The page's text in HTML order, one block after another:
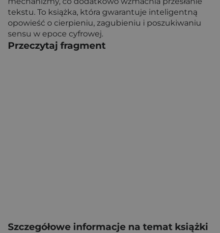
tekstu. To książka, która gwarantuje inteligentną
opowieść o cierpieniu, zagubieniu i poszukiwaniu
sensu w epoce cyfrowej.
Przeczytaj fragment
Szczegółowe informacje na temat książki